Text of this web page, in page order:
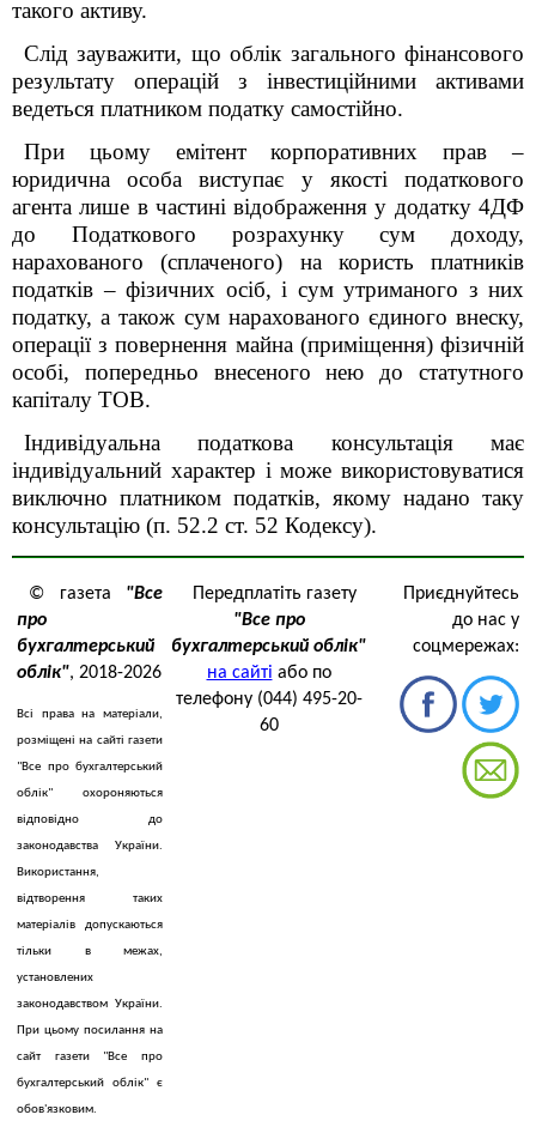
такого активу.
Слід зауважити, що облік загального фінансового
результату операцій з інвестиційними активами
ведеться платником податку самостійно.
При цьому емітент корпоративних прав –
юридична особа виступає у якості податкового
агента лише в частині відображення у додатку 4ДФ
до Податкового розрахунку сум доходу,
нарахованого (сплаченого) на користь платників
податків – фізичних осіб, і сум утриманого з них
податку, а також сум нарахованого єдиного внеску,
операції з повернення майна (приміщення) фізичній
особі, попередньо внесеного нею до статутного
капіталу ТОВ.
Індивідуальна податкова консультація має
індивідуальний характер і може використовуватися
виключно платником податків, якому надано таку
консультацію (п. 52.2 ст. 52 Кодексу).
© газета "Все
про
бухгалтерський
облік", 2018-2026
Всі права на матеріали,
розміщені на сайті газети
"Все про бухгалтерський
облік" охороняються
відповідно до
законодавства України.
Використання,
відтворення таких
матеріалів допускаються
тільки в межах,
установлених
законодавством України.
При цьому посилання на
сайт газети "Все про
бухгалтерський облік" є
обов'язковим.
Передплатіть газету
"Все про
бухгалтерський облік"
на сайті або по
телефону (044) 495-20-
60
Приєднуйтесь
до нас у
соцмережах: